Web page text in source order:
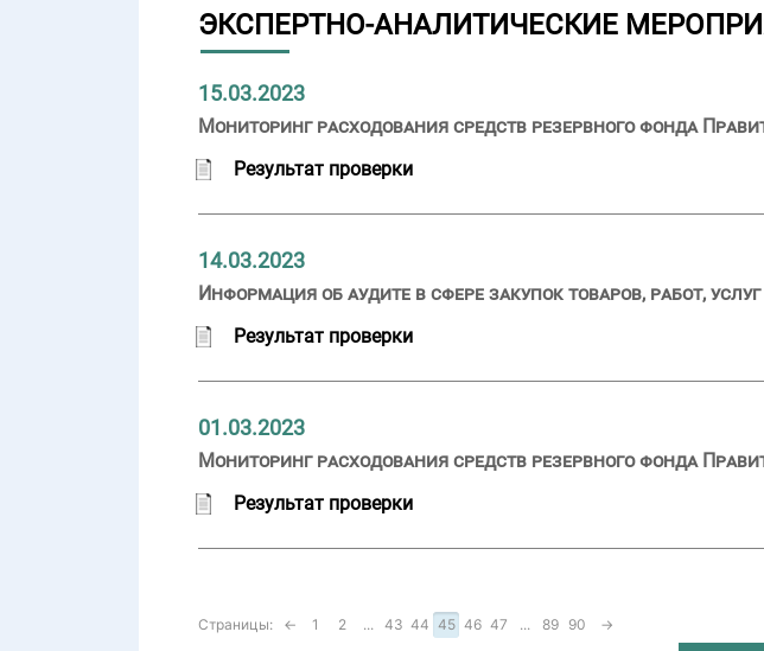
ЭКСПЕРТНО-АНАЛИТИЧЕСКИЕ
15.03.2023
Мониторинг расходования средств резервного фонда
Результат проверки
14.03.2023
Информация об аудите в сфере закупок товаров, работ,
Результат проверки
01.03.2023
Мониторинг расходования средств резервного фонда
Результат проверки
Страницы: ← 1 2 ... 43 44 45 46 47 ... 89 90 →